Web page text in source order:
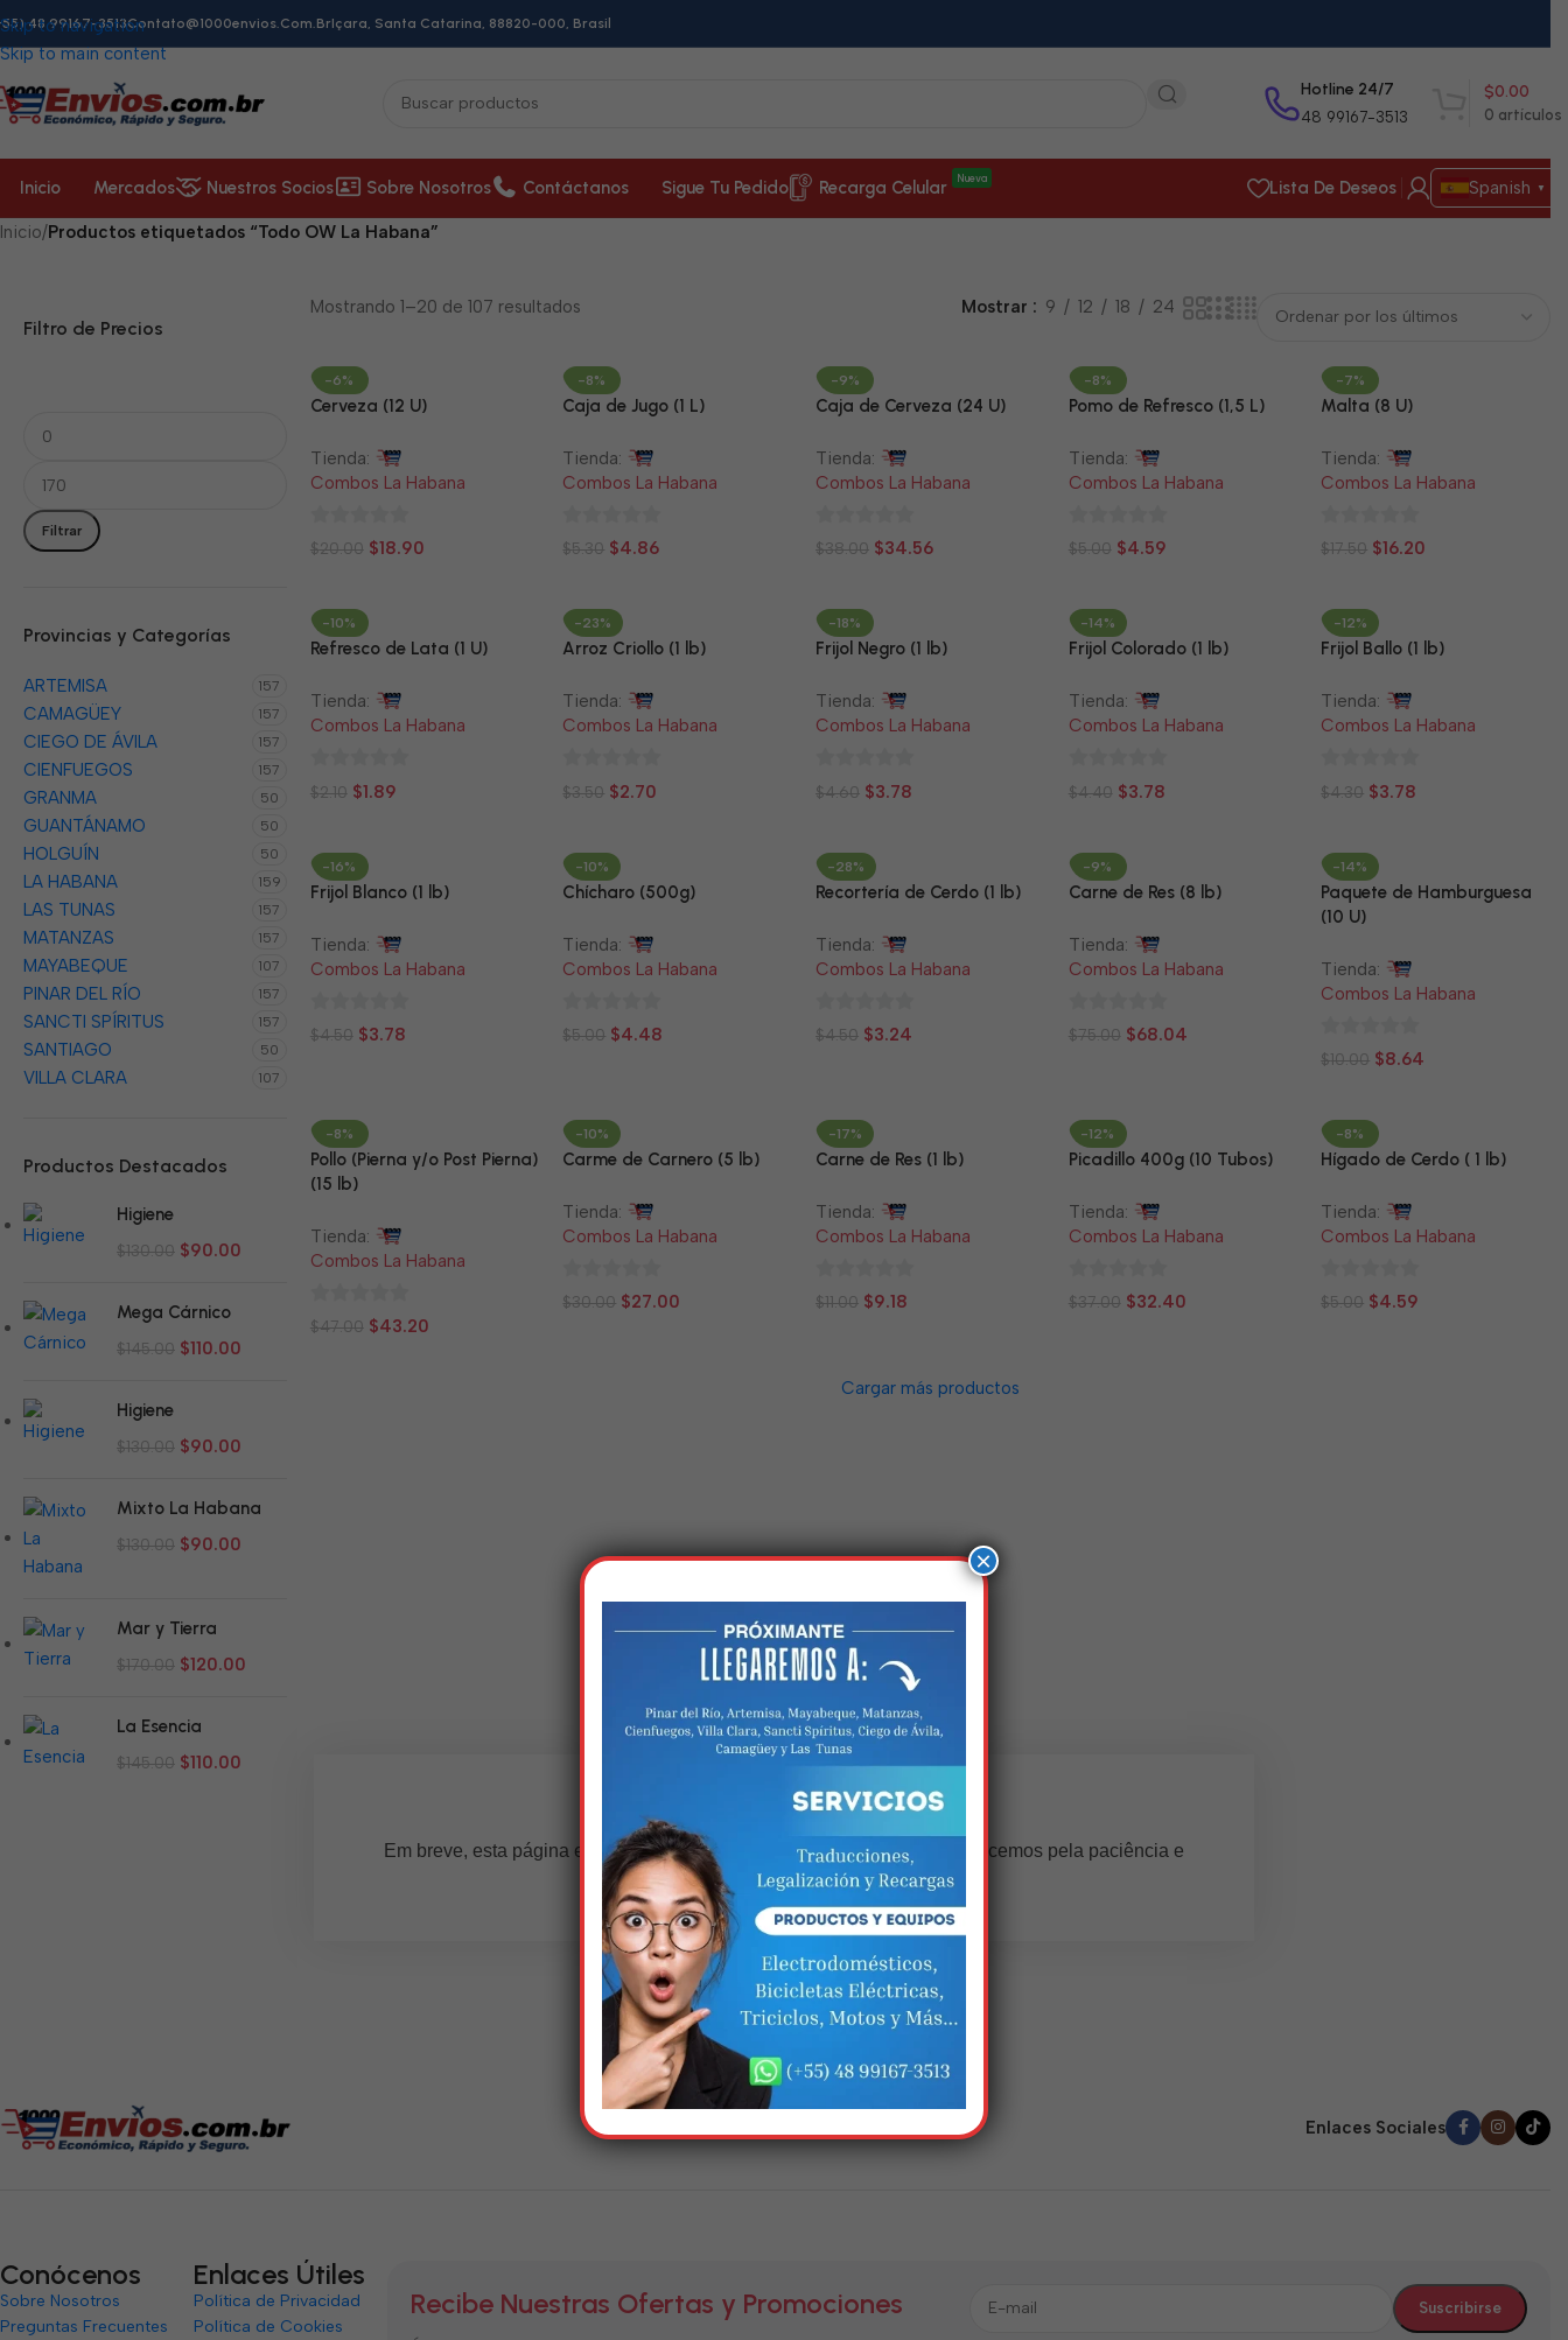
Skip to navigation
Skip to main content
48 99167-3513Contato@1000envios.com.brIçara, Santa Catarina, 88820-000, Brasil
Hotline 24/7
48 99167-3513 0 artículos
$0.00
Inicio Mercados Nuestros Socios Sobre Nosotros Contáctanos Sigue Tu Pedido Recarga Celular Nueva Lista De Deseos Spanish ▼
Inicio/Productos etiquetados “Todo OW La Habana”
Filtro de Precios
Filtrar
Provincias y Categorías
ARTEMISA 157
CAMAGÜEY 157
CIEGO DE ÁVILA 157
CIENFUEGOS 157
GRANMA 50
GUANTÁNAMO 50
HOLGUÍN 50
LA HABANA 159
LAS TUNAS 157
MATANZAS 157
MAYABEQUE 107
PINAR DEL RÍO 157
SANCTI SPÍRITUS 157
SANTIAGO 50
VILLA CLARA 107
Productos Destacados
Higiene
$130.00 $90.00
Mega Cárnico
$145.00 $110.00
Higiene
$130.00 $90.00
Mixto La Habana
$130.00 $90.00
Mar y Tierra
$170.00 $120.00
La Esencia
$145.00 $110.00
Mostrando 1–20 de 107 resultados Mostrar 9 12 18 24
-6%
Cerveza (12 U)
Tienda:
Combos La Habana
0
$20.00 $18.90
-8%
Caja de Jugo (1 L)
Tienda:
Combos La Habana
0
$5.30 $4.86
-9%
Caja de Cerveza (24 U)
Tienda:
Combos La Habana
0
$38.00 $34.56
-8%
Pomo de Refresco (1,5 L)
Tienda:
Combos La Habana
0
$5.00 $4.59
-7%
Malta (8 U)
Tienda:
Combos La Habana
0
$17.50 $16.20
-10%
Refresco de Lata (1 U)
Tienda:
Combos La Habana
0
$2.10 $1.89
-23%
Arroz Criollo (1 lb)
Tienda:
Combos La Habana
0
$3.50 $2.70
-18%
Frijol Negro (1 lb)
Tienda:
Combos La Habana
0
$4.60 $3.78
-14%
Frijol Colorado (1 lb)
Tienda:
Combos La Habana
0
$4.40 $3.78
-12%
Frijol Ballo (1 lb)
Tienda:
Combos La Habana
0
$4.30 $3.78
-16%
Frijol Blanco (1 lb)
Tienda:
Combos La Habana
0
$4.50 $3.78
-10%
Chícharo (500g)
Tienda:
Combos La Habana
0
$5.00 $4.48
-28%
Recortería de Cerdo (1 lb)
Tienda:
Combos La Habana
0
$4.50 $3.24
-9%
Carne de Res (8 lb)
Tienda:
Combos La Habana
0
$75.00 $68.04
-14%
Paquete de Hamburguesa
(10 U)
Tienda:
Combos La Habana
0
$10.00 $8.64
-8%
Pollo (Pierna y/o Post Pierna)
(15 lb)
Tienda:
Combos La Habana
0
$47.00 $43.20
-10%
Carme de Carnero (5 lb)
Tienda:
Combos La Habana
0
$30.00 $27.00
-17%
Carne de Res (1 lb)
Tienda:
Combos La Habana
0
$11.00 $9.18
-12%
Picadillo 400g (10 Tubos)
Tienda:
Combos La Habana
0
$37.00 $32.40
-8%
Hígado de Cerdo ( 1 lb)
Tienda:
Combos La Habana
0
$5.00 $4.59
Cargar más productos
Enlaces Sociales
Conócenos
Sobre Nosotros
Preguntas Frecuentes
Enlaces Útiles
Política de Privacidad
Política de Cookies
Recibe Nuestras Ofertas y Promociones
×
Estamos trabalhando nisso!
Em breve, esta página estará disponível com novidades incríveis. Agradecemos pela paciência e
compreensão.